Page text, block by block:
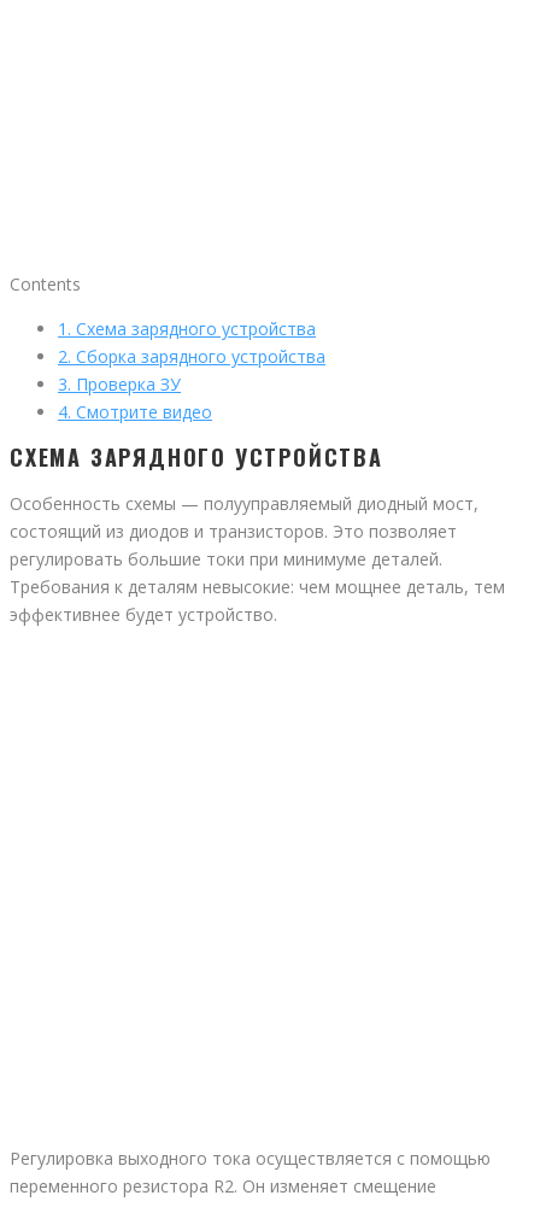
Contents
1. Схема зарядного устройства
2. Сборка зарядного устройства
3. Проверка ЗУ
4. Смотрите видео
СХЕМА ЗАРЯДНОГО УСТРОЙСТВА
Особенность схемы — полууправляемый диодный мост,
состоящий из диодов и транзисторов. Это позволяет
регулировать большие токи при минимуме деталей.
Требования к деталям невысокие: чем мощнее деталь, тем
эффективнее будет устройство.
Регулировка выходного тока осуществляется с помощью
переменного резистора R2. Он изменяет смещение